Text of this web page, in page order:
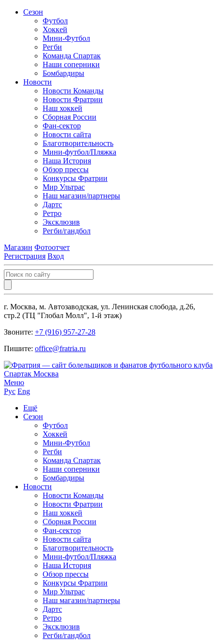
Сезон
Футбол
Хоккей
Мини-Футбол
Регби
Команда Спартак
Наши соперники
Бомбардиры
Новости
Новости Команды
Новости Фратрии
Наш хоккей
Сборная России
Фан-cектор
Новости сайта
Благотворительность
Мини-футбол/Пляжка
Наша История
Обзор прессы
Конкурсы Фратрии
Мир Ультрас
Наш магазин/партнеры
Дартс
Ретро
Эксклюзив
Регби/гандбол
Магазин Фотоотчет
Регистрация Вход
г. Москва, м. Автозаводская, ул. Ленинская слобода, д.26,
стр.2 (ТЦ "Глобал Молл", 1-й этаж)
Звоните: +7 (916) 957-27-28
Пишите: office@fratria.ru
Меню
Рус Eng
Ещё
Сезон
Футбол
Хоккей
Мини-Футбол
Регби
Команда Спартак
Наши соперники
Бомбардиры
Новости
Новости Команды
Новости Фратрии
Наш хоккей
Сборная России
Фан-cектор
Новости сайта
Благотворительность
Мини-футбол/Пляжка
Наша История
Обзор прессы
Конкурсы Фратрии
Мир Ультрас
Наш магазин/партнеры
Дартс
Ретро
Эксклюзив
Регби/гандбол